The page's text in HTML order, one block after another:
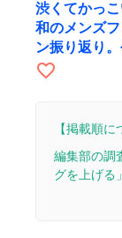
渋くてかっ
和のメンズ
ン振り返り
がる粋な装い
favorite_border
【掲載順に
編集部の調
グを上げる